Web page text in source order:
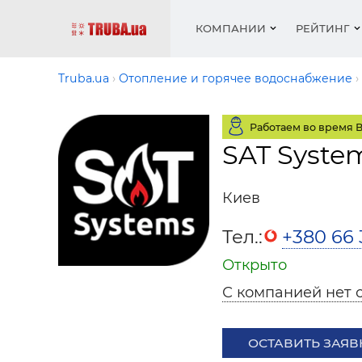
КОМПАНИИ
Котлы
РЕЙТИНГ
Работа
Разное
Работа
Котлы
Монтаж
Акции
Новости
Truba.ua Отопление и горячее водоснабжение
Работаем во время
SAT
Киев
Тел.: +380 66
Открыто
С компанией нет
ОСТАВИТЬ